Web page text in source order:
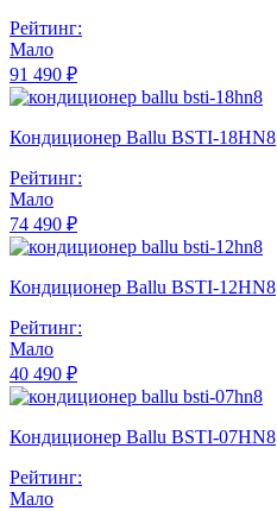
Рейтинг:
Мало
91 490 ₽
Кондиционер Ballu BSTI-18HN8
Рейтинг:
Мало
74 490 ₽
Кондиционер Ballu BSTI-12HN8
Рейтинг:
Мало
40 490 ₽
Кондиционер Ballu BSTI-07HN8
Рейтинг:
Мало